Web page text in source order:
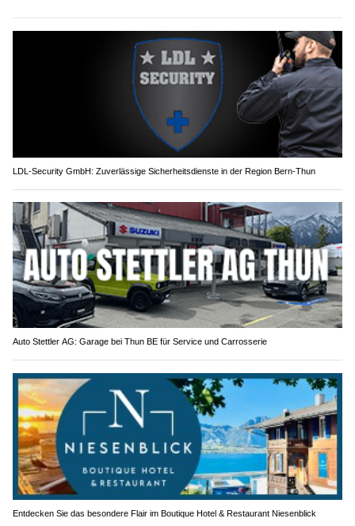
LDL-Security GmbH: Zuverlässige Sicherheitsdienste in der Region Bern-Thun
Auto Stettler AG: Garage bei Thun BE für Service und Carrosserie
Entdecken Sie das besondere Flair im Boutique Hotel & Restaurant Niesenblick